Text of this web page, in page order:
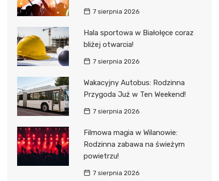
7 sierpnia 2026
Hala sportowa w Białołęce coraz
bliżej otwarcia!
7 sierpnia 2026
Wakacyjny Autobus: Rodzinna
Przygoda Już w Ten Weekend!
7 sierpnia 2026
Filmowa magia w Wilanowie:
Rodzinna zabawa na świeżym
powietrzu!
7 sierpnia 2026